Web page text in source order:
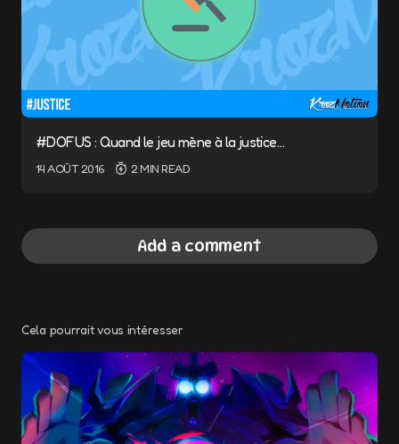
#DOFUS : Quand le jeu mène à la justice…
14 AOÛT 2016 2 MIN READ
Add a comment
Votre adresse e-mail ne sera pas publiée.
Les champs obligatoires sont indiqués avec
*
Message*
Cela pourrait vous intéresser